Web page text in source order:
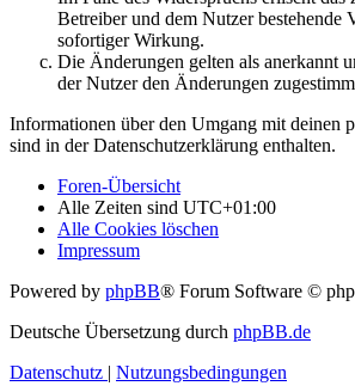
Betreiber und dem Nutzer bestehende
sofortiger Wirkung.
Die Änderungen gelten als anerkannt
der Nutzer den Änderungen
Informationen über den Umgang mit deinen
sind in der Datenschutzerklärung enthalten.
Foren-Übersicht
Alle Zeiten sind UTC+01:00
Alle Cookies löschen
Impressum
Powered by phpBB® Forum Software ©
Deutsche Übersetzung durch phpBB.de
Datenschutz | Nutzungsbedingungen